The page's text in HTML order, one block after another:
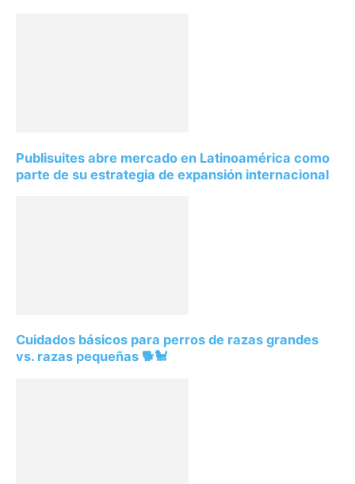
Publisuites abre mercado en Latinoamérica como
parte de su estrategia de expansión internacional
Cuidados básicos para perros de razas grandes
vs. razas pequeñas 🐕🐩